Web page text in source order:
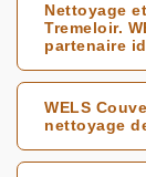
Nettoyage
Tremeloir.
partenaire
WELS
nettoyage